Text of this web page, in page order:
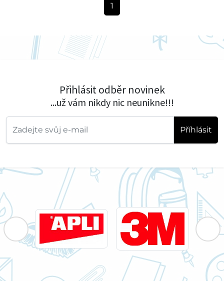
1
Přihlásit odběr novinek
...už vám nikdy nic neunikne!!!
Příhlásit